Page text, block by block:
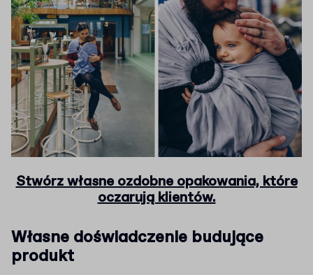
Stwórz własne ozdobne opakowania, które
oczarują klientów.
Własne doświadczenie budujące
produkt